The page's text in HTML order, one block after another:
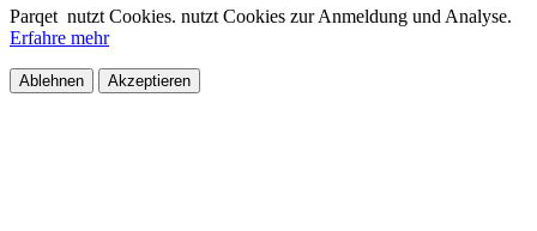
Parqet nutzt Cookies. nutzt Cookies zur Anmeldung und Analyse.
Erfahre mehr
Ablehnen Akzeptieren